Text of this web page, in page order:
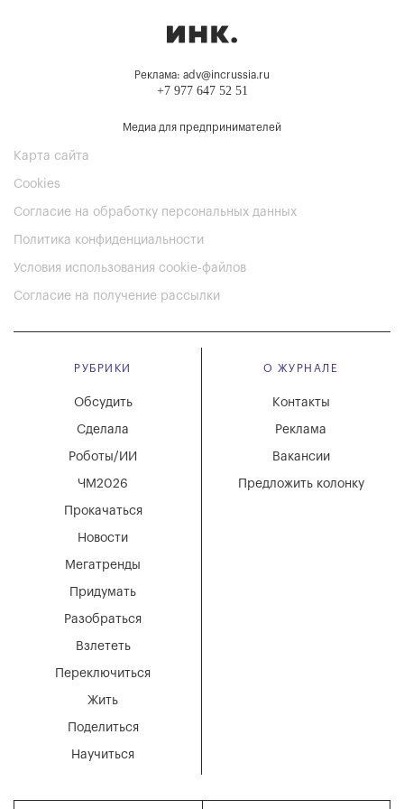
Реклама: adv@incrussia.ru
+7 977 647 52 51
Медиа для предпринимателей
Карта сайта
Cookies
Согласие на обработку персональных данных
Политика конфиденциальности
Условия использования cookie-файлов
Согласие на получение рассылки
РУБРИКИ
Мегатренды
Придумать
Разобраться
Взлететь
Новости
Переключиться
Жить
Поделиться
Научиться
Обсудить
Сделала
Роботы/ИИ
ЧМ2026
Прокачаться
О ЖУРНАЛЕ
Вакансии
Реклама
Контакты
Предложить колонку